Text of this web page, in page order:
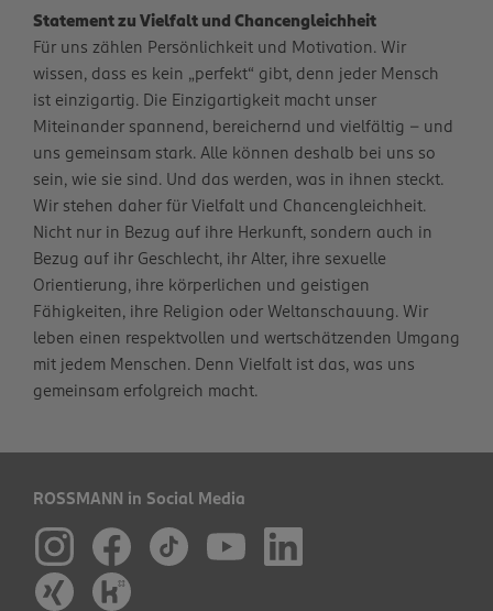
Statement zu Vielfalt und Chancengleichheit
Für uns zählen Persönlichkeit und Motivation. Wir
wissen, dass es kein „perfekt“ gibt, denn jeder Mensch
ist einzigartig. Die Einzigartigkeit macht unser
Miteinander spannend, bereichernd und vielfältig – und
uns gemeinsam stark. Alle können deshalb bei uns so
sein, wie sie sind. Und das werden, was in ihnen steckt.
Wir stehen daher für Vielfalt und Chancengleichheit.
Nicht nur in Bezug auf ihre Herkunft, sondern auch in
Bezug auf ihr Geschlecht, ihr Alter, ihre sexuelle
Orientierung, ihre körperlichen und geistigen
Fähigkeiten, ihre Religion oder Weltanschauung. Wir
leben einen respektvollen und wertschätzenden Umgang
mit jedem Menschen. Denn Vielfalt ist das, was uns
gemeinsam erfolgreich macht.
ROSSMANN in Social Media